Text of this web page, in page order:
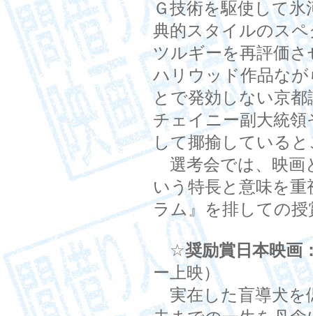
Ｇ技術を駆使して氷
典的スタイルのス
ツルギーを再評価
ハリウッド作品な
とで発効しない京
チェイニー副大統
して揶揄している
選考会では、映画
いう特長と意味を
ラム』を排しての
☆奨励賞日本映画
ー上映）
実在した盲導犬を